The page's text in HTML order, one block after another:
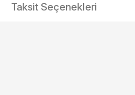
Taksit Seçenekleri